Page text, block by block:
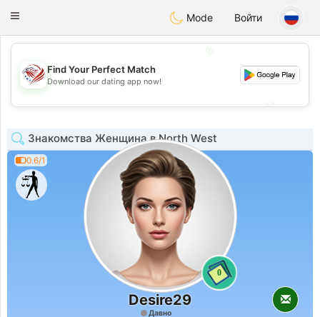
Dating
Toggle
Mode Войти
💖
Find Your Perfect Match
Download our dating app now!
Знакомства Женщина в North West
0.6/1
0
Desire29
Давно